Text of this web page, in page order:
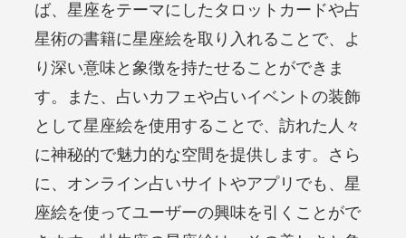
ば、星座をテーマにしたタロットカードや占
星術の書籍に星座絵を取り入れることで、よ
り深い意味と象徴を持たせることができま
す。また、占いカフェや占いイベントの装飾
として星座絵を使用することで、訪れた人々
に神秘的で魅力的な空間を提供します。さら
に、オンライン占いサイトやアプリでも、星
座絵を使ってユーザーの興味を引くことがで